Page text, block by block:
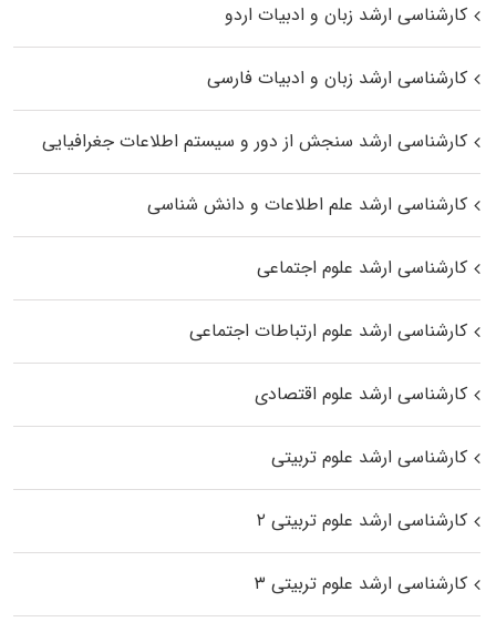
کارشناسی ارشد زبان و ادبیات اردو
کارشناسی ارشد زبان و ادبیات فارسی
کارشناسی ارشد سنجش از دور و سیستم اطلاعات جغرافیایی
کارشناسی ارشد علم اطلاعات و دانش شناسی
کارشناسی ارشد علوم اجتماعی
کارشناسی ارشد علوم ارتباطات اجتماعی
کارشناسی ارشد علوم اقتصادی
کارشناسی ارشد علوم تربیتی
کارشناسی ارشد علوم تربیتی ۲
کارشناسی ارشد علوم تربیتی ۳